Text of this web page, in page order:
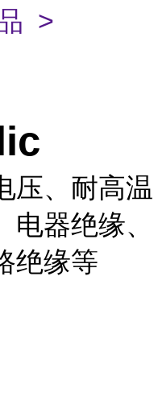
>
压、耐高温
器绝缘、
绝缘等